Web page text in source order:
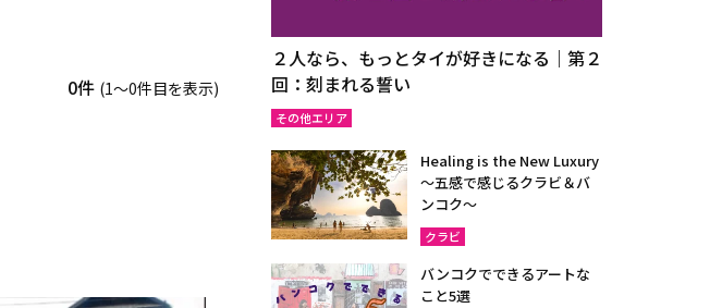
0件 (1〜0件目を表示)
２人なら、もっとタイが好きになる｜第２
回：刻まれる誓い
その他エリア
Healing is the New Luxury
～五感で感じるクラビ＆バ
ンコク～
クラビ
バンコクでできるアートな
こと5選